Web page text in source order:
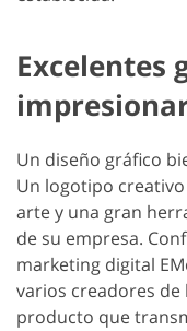
Excelentes
Un diseño gráfico
Un logotipo
arte y una gran
de su empresa.
marketing digital
varios creadores
producto que